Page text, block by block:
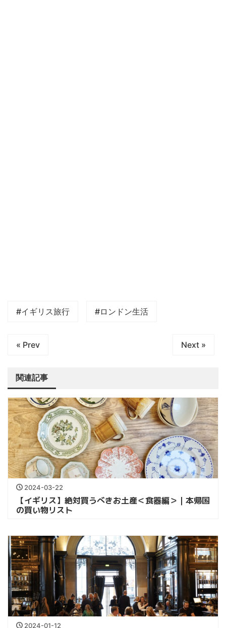
#イギリス旅行 #ロンドン生活
« Prev Next »
関連記事
2024-03-22
【イギリス】絶対買うべきお土産＜食器編＞｜本帰国
の買い物リスト
2024-01-12